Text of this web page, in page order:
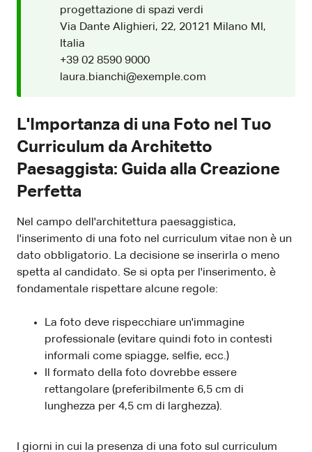
progettazione di spazi verdi
Via Dante Alighieri, 22, 20121 Milano MI,
Italia
+39 02 8590 9000
laura.bianchi@exemple.com
L'Importanza di una Foto nel Tuo
Curriculum da Architetto
Paesaggista: Guida alla Creazione
Perfetta
Nel campo dell'architettura paesaggistica,
l'inserimento di una foto nel curriculum vitae non è un
dato obbligatorio. La decisione se inserirla o meno
spetta al candidato. Se si opta per l'inserimento, è
fondamentale rispettare alcune regole:
La foto deve rispecchiare un'immagine
professionale (evitare quindi foto in contesti
informali come spiagge, selfie, ecc.)
Il formato della foto dovrebbe essere
rettangolare (preferibilmente 6,5 cm di
lunghezza per 4,5 cm di larghezza).
I giorni in cui la presenza di una foto sul curriculum